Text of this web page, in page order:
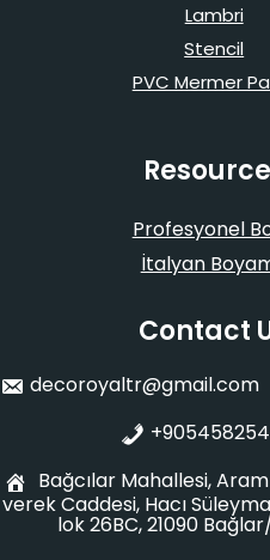
Lambri
Stencil
PVC Mermer
Profesyonel
İtalyan
Contact
decoroyaltr@gmail.com
Bağcılar Mahallesi,
verek Caddesi, Hacı
lok 26BC, 21090